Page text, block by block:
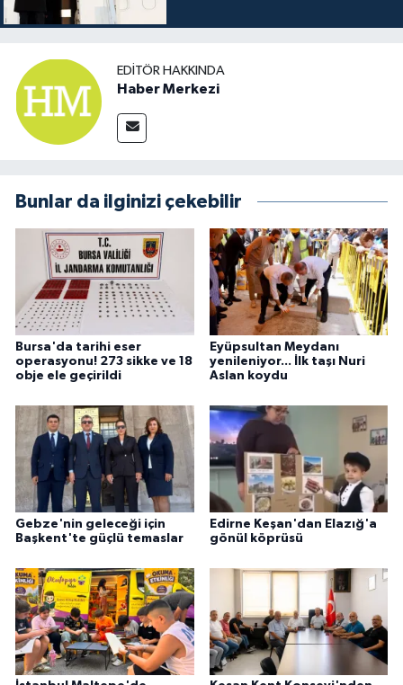
EDITÖR HAKKINDA
Haber Merkezi
Bunlar da ilginizi çekebilir
Bursa'da tarihi eser
operasyonu! 273 sikke ve 18
obje ele geçirildi
Eyüpsultan Meydanı
yenileniyor... İlk taşı Nuri
Aslan koydu
Gebze'nin geleceği için
Başkent'te güçlü temaslar
Edirne Keşan'dan Elazığ'a
gönül köprüsü